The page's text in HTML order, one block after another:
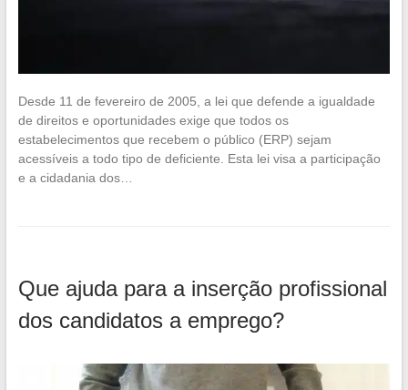
Desde 11 de fevereiro de 2005, a lei que defende a igualdade
de direitos e oportunidades exige que todos os
estabelecimentos que recebem o público (ERP) sejam
acessíveis a todo tipo de deficiente. Esta lei visa a participação
e a cidadania dos…
Que ajuda para a inserção profissional
dos candidatos a emprego?